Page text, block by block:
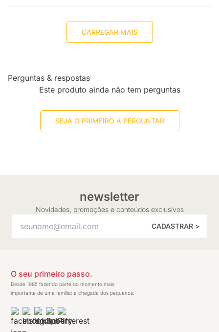
CARREGAR MAIS
Perguntas & respostas
Este produto ainda não tem perguntas
SEJA O PRIMEIRO A PERGUNTAR
newsletter
Novidades, promoções e conteúdos exclusivos
CADASTRAR >
O seu primeiro passo.
Desde 1985 fazendo parte do momento mais
importante de uma família: a chegada dos pequenos.